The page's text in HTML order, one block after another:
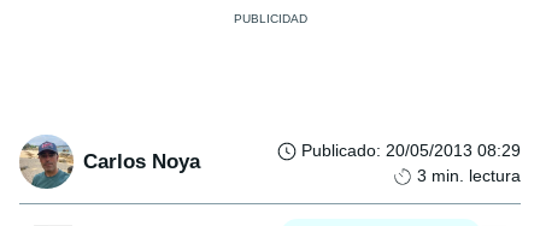
Carlos Noya Publicado: 20/05/2013 08:29
3 min. lectura